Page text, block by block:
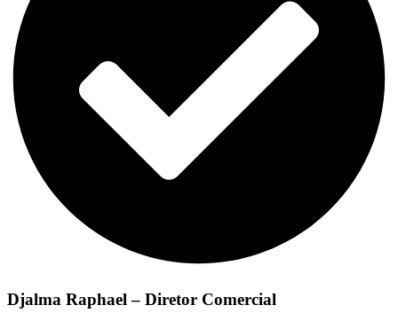
Djalma Raphael – Diretor Comercial